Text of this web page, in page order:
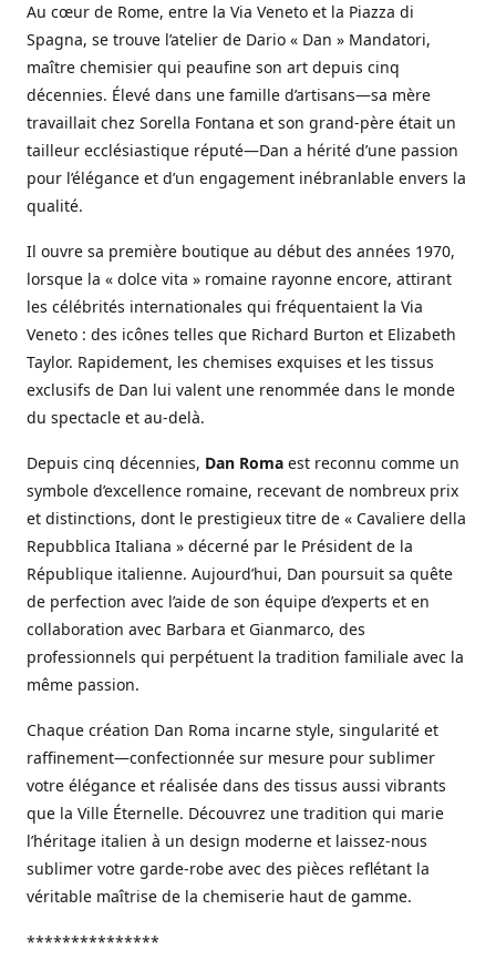
Au cœur de Rome, entre la Via Veneto et la Piazza di
Spagna, se trouve l’atelier de Dario « Dan » Mandatori,
maître chemisier qui peaufine son art depuis cinq
décennies. Élevé dans une famille d’artisans—sa mère
travaillait chez Sorella Fontana et son grand-père était un
tailleur ecclésiastique réputé—Dan a hérité d’une passion
pour l’élégance et d’un engagement inébranlable envers la
qualité.
Il ouvre sa première boutique au début des années 1970,
lorsque la « dolce vita » romaine rayonne encore, attirant
les célébrités internationales qui fréquentaient la Via
Veneto : des icônes telles que Richard Burton et Elizabeth
Taylor. Rapidement, les chemises exquises et les tissus
exclusifs de Dan lui valent une renommée dans le monde
du spectacle et au-delà.
Depuis cinq décennies, Dan Roma est reconnu comme un
symbole d’excellence romaine, recevant de nombreux prix
et distinctions, dont le prestigieux titre de « Cavaliere della
Repubblica Italiana » décerné par le Président de la
République italienne. Aujourd’hui, Dan poursuit sa quête
de perfection avec l’aide de son équipe d’experts et en
collaboration avec Barbara et Gianmarco, des
professionnels qui perpétuent la tradition familiale avec la
même passion.
Chaque création Dan Roma incarne style, singularité et
raffinement—confectionnée sur mesure pour sublimer
votre élégance et réalisée dans des tissus aussi vibrants
que la Ville Éternelle. Découvrez une tradition qui marie
l’héritage italien à un design moderne et laissez-nous
sublimer votre garde-robe avec des pièces reflétant la
véritable maîtrise de la chemiserie haut de gamme.
***************